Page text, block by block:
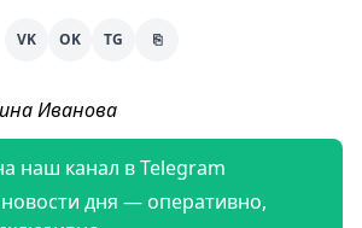
VK OK TG ⎘
Иванова
наш канал в Telegram
дня — оперативно,